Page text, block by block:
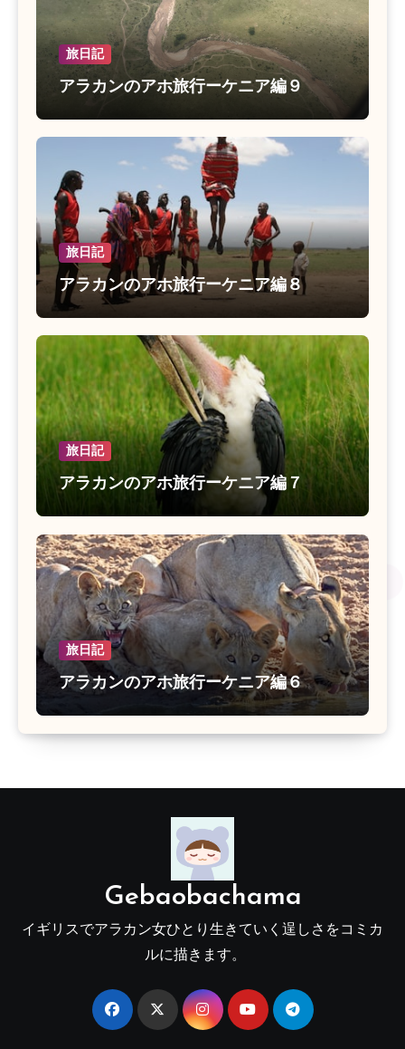
旅日記
アラカンのアホ旅行ーケニア編９
旅日記
アラカンのアホ旅行ーケニア編８
旅日記
アラカンのアホ旅行ーケニア編７
旅日記
アラカンのアホ旅行ーケニア編６
Gebaobachama
イギリスでアラカン女ひとり生きていく逞しさをコミカ
ルに描きます。